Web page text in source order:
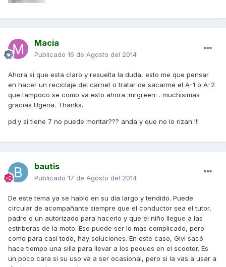
Macia
Publicado 16 de Agosto del 2014
Ahora si que esta claro y resuelta la duda, esto me que pensar
en hacer un reciclaje del carnet o tratar de sacarme el A-1 o A-2
que tampoco se como va esto ahora :mrgreen: . muchisimas
gracias Ugena. Thanks.
pd.y si tiene 7 no puede montar??? anda y que no lo rizan !!!
bautis
Publicado 17 de Agosto del 2014
De este tema ya se habló en su día largo y tendido. Puede
circular de acompañante siempre que el conductor sea el tutor,
padre o un autorizado para hacerlo y que el niño llegue a las
estriberas de la moto. Eso puede ser lo mas complicado, pero
como para casi todo, hay soluciones. En este caso, Givi sacó
hace tiempo una silla para llevar a los peques en el scooter. Es
un poco cara si su uso va a ser ocasional, pero si la vas a usar a